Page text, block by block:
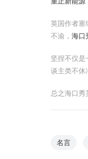
英国作者塞
不渝， 海口
坚捏不仅是
谈主类不休
总之海口秀
名言